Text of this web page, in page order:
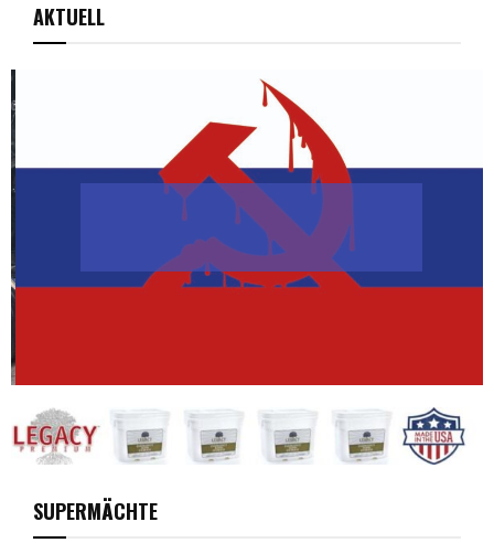
AKTUELL
Influencer-Kampagnen, bezahlt von
Russland und muslimischen Regimen,
versuchen jetzt Trump...
SUPERMÄCHTE